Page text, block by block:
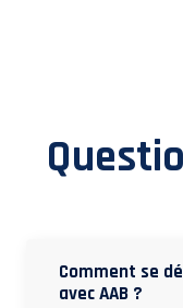
Comment se
avec AAB ?